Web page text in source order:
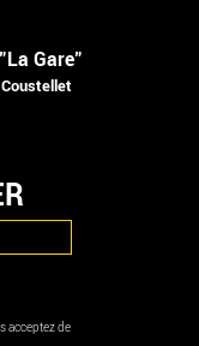
Gare"
acceptez de